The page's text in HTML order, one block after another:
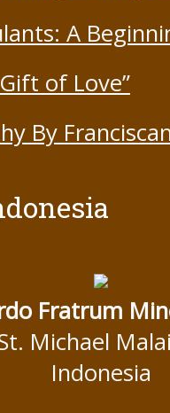
A
of Love”
By
Fratrum
Michael
Indonesia